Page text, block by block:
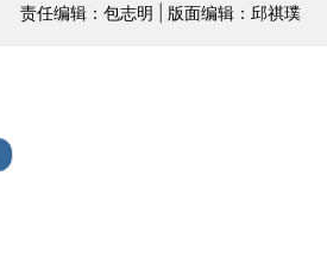
责任编辑：包志明 | 版面编辑：邱祺璞